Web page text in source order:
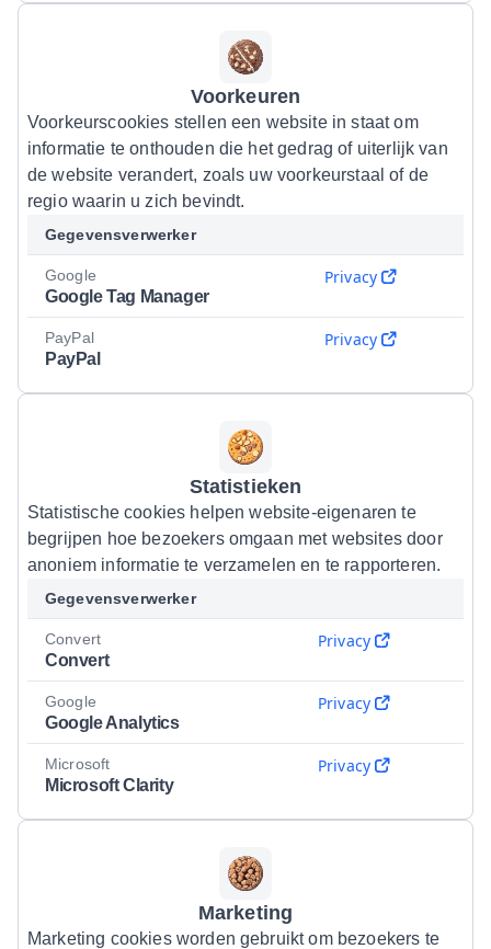
Voorkeuren
Voorkeurscookies stellen een website in staat om
informatie te onthouden die het gedrag of uiterlijk van
de website verandert, zoals uw voorkeurstaal of de
regio waarin u zich bevindt.
Gegevensverwerker
Google
Google Tag Manager
Privacy
PayPal
PayPal
Privacy
Statistieken
Statistische cookies helpen website-eigenaren te
begrijpen hoe bezoekers omgaan met websites door
anoniem informatie te verzamelen en te rapporteren.
Gegevensverwerker
Convert
Convert
Privacy
Google
Google Analytics
Privacy
Microsoft
Microsoft Clarity
Privacy
Marketing
Marketing cookies worden gebruikt om bezoekers te